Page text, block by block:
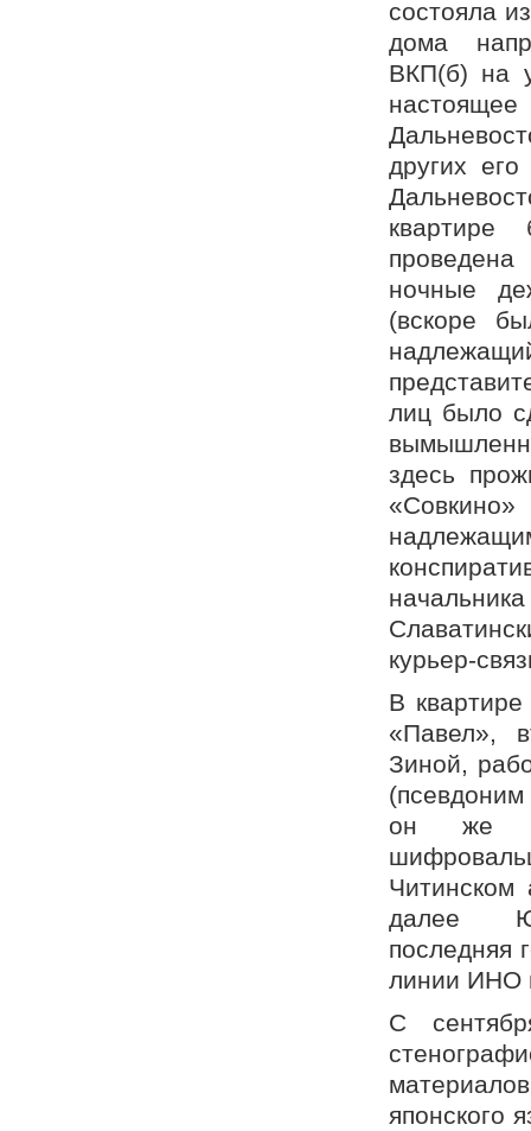
состояла
дома
ВКП(б) на
других
ночные
(вскоре
лиц было
здесь
курьер-
В
«Павел»,
Зиной,
он же
Читинском
далее
последняя
линии ИНО
С
японского